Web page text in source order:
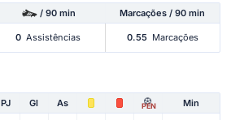
/ 90 min Marcações / 90 min
0 Assistências 0.55 Marcações
PJ Gl As PEN Min